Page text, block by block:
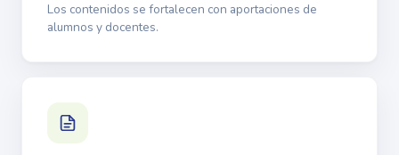
Los contenidos se fortalecen con aportaciones de
alumnos y docentes.